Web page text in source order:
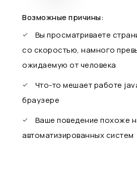
Возможные причины:
Вы просматриваете
со скоростью, намного
ожидаемую от человека
Что-то мешает работе
браузере
Ваше поведение похоже
автоматизированных систем